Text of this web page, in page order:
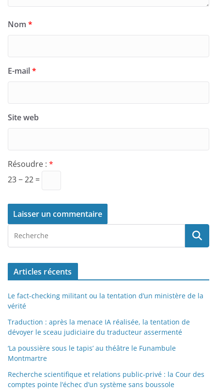
Nom *
E-mail*
Site web
Résoudre : *
23 − 22 =
Articles récents
Le fact-checking militant ou la tentation d’un ministère de la
vérité
Traduction : après la menace IA réalisée, la tentation de
dévoyer le sceau judiciaire du traducteur assermenté
‘La poussière sous le tapis’ au théâtre le Funambule
Montmartre
Recherche scientifique et relations public-privé : la Cour des
comptes pointe l’échec d’un système sans boussole